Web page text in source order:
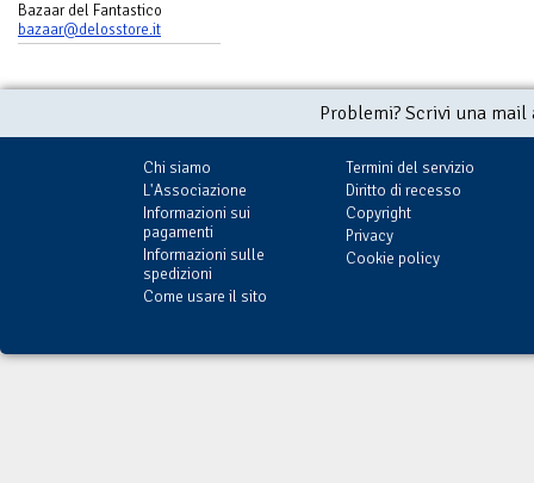
Bazaar del Fantastico
bazaar@delosstore.it
Problemi? Scrivi una
Chi siamo
L'Associazione
Informazioni sui
pagamenti
Informazioni sulle
spedizioni
Come usare il sito
Termini del servizio
Diritto di recesso
Copyright
Privacy
Cookie policy